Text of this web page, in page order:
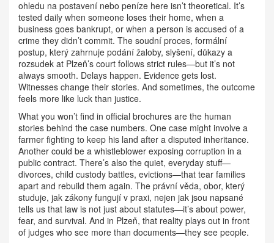
ohledu na postavení nebo peníze here isn’t theoretical. It’s
tested daily when someone loses their home, when a
business goes bankrupt, or when a person is accused of a
crime they didn’t commit. The soudní proces, formální
postup, který zahrnuje podání žaloby, slyšení, důkazy a
rozsudek at Plzeň’s court follows strict rules—but it’s not
always smooth. Delays happen. Evidence gets lost.
Witnesses change their stories. And sometimes, the outcome
feels more like luck than justice.
What you won’t find in official brochures are the human
stories behind the case numbers. One case might involve a
farmer fighting to keep his land after a disputed inheritance.
Another could be a whistleblower exposing corruption in a
public contract. There’s also the quiet, everyday stuff—
divorces, child custody battles, evictions—that tear families
apart and rebuild them again. The právní věda, obor, který
studuje, jak zákony fungují v praxi, nejen jak jsou napsané
tells us that law is not just about statutes—it’s about power,
fear, and survival. And in Plzeň, that reality plays out in front
of judges who see more than documents—they see people.